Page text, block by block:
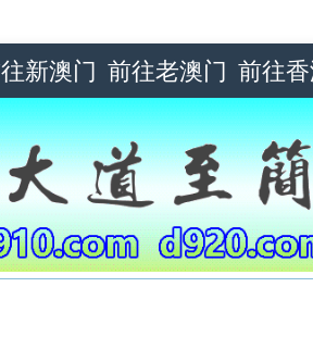
新澳门 前往老澳门 前往